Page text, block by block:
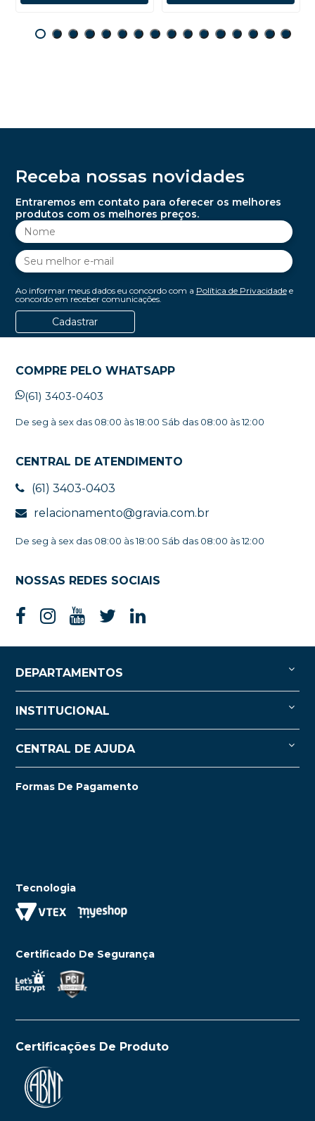
Receba nossas novidades
Entraremos em contato para oferecer os melhores
produtos com os melhores preços.
Ao informar meus dados eu concordo com a Política de Privacidadee
concordo em receber comunicações.
Cadastrar
COMPRE PELO WHATSAPP
(61) 3403-0403
De seg à sex das 08:00 às 18:00 Sáb das 08:00 às 12:00
CENTRAL DE ATENDIMENTO
(61) 3403-0403
relacionamento@gravia.com.br
De seg à sex das 08:00 às 18:00 Sáb das 08:00 às 12:00
NOSSAS REDES SOCIAIS
DEPARTAMENTOS
INSTITUCIONAL
CENTRAL DE AJUDA
Formas De Pagamento
Tecnologia
Certificado De Segurança
Certificações De Produto